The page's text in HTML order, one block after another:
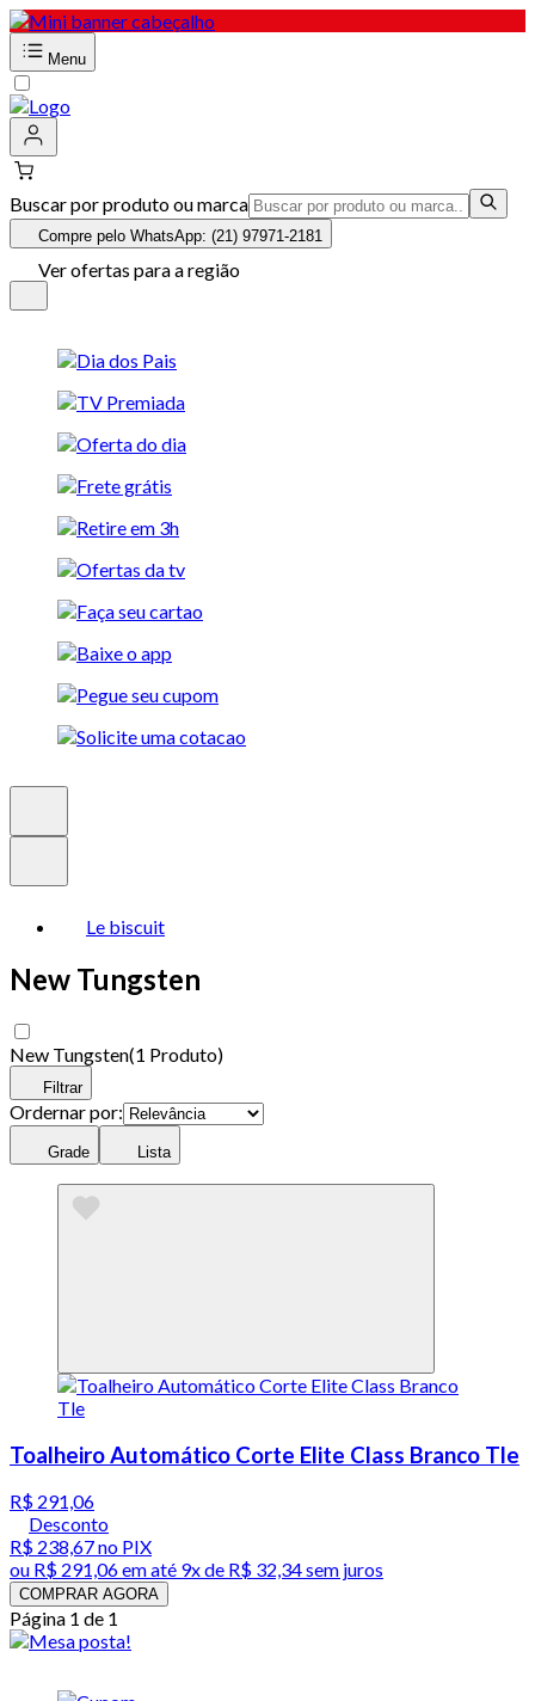
Menu
Buscar por produto ou marca
Compre pelo WhatsApp: (21) 97971-2181
Ver ofertas para a região
Le biscuit
New Tungsten
New Tungsten(1 Produto)
Filtrar
Ordernar por:
Grade Lista
Toalheiro Automático Corte Elite Class Branco Tle
R$ 291,06
Desconto
R$ 238,67no PIX
ou R$ 291,06em até 9x de R$ 32,34 sem juros
COMPRAR AGORA
Página 1 de 1